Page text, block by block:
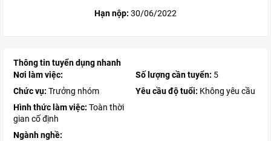
Hạn nộp: 30/06/2022
Thông tin tuyển dụng nhanh
Nơi làm việc:
Chức vụ: Trưởng nhóm
Hình thức làm việc: Toàn thời
gian cố định
Số lượng cần tuyển: 5
Yêu cầu độ tuổi: Không yêu cầu
Ngành nghề: